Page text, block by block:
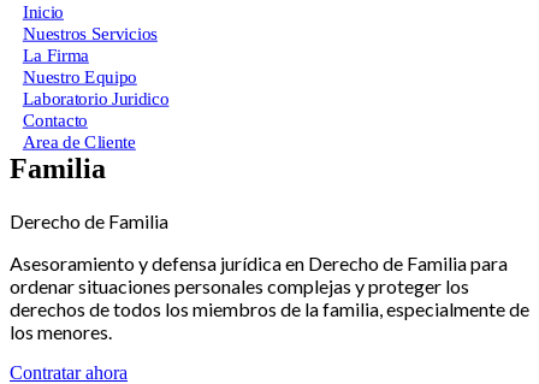
Inicio
Nuestros Servicios
La Firma
Nuestro Equipo
Laboratorio Juridico
Contacto
Area de Cliente
Familia
Derecho de Familia
Asesoramiento y defensa jurídica en Derecho de Familia para
ordenar situaciones personales complejas y proteger los
derechos de todos los miembros de la familia, especialmente de
los menores.
Contratar ahora